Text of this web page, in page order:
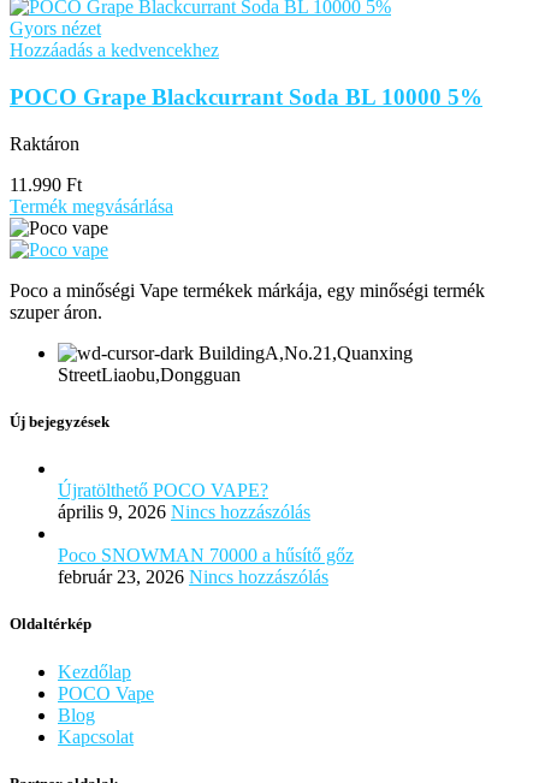
Gyors nézet
Hozzáadás a kedvencekhez
POCO Grape Blackcurrant Soda BL 10000 5%
Raktáron
11.990 Ft
Termék megvásárlása
Poco a minőségi Vape termékek márkája, egy minőségi termék
szuper áron.
BuildingA,No.21,Quanxing
StreetLiaobu,Dongguan
Új bejegyzések
Újratölthető POCO VAPE?
április 9, 2026 Nincs hozzászólás
Poco SNOWMAN 70000 a hűsítő gőz
február 23, 2026 Nincs hozzászólás
Oldaltérkép
Kezdőlap
POCO Vape
Blog
Kapcsolat